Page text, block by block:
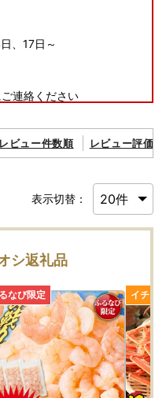
、17日～
連絡ください
て異なります。商品ページ
状況により、発送時期が目
いますので、ご理解いた
ご不在期間等がございま
、お問い合わせ先までご
要望につきましては対応い
承ください。
ルアドレス宛てにお届け伝
税返礼品発送完了のお知ら
。
レビュー件数順 レビュー評価順
表示切替：
シ返礼品